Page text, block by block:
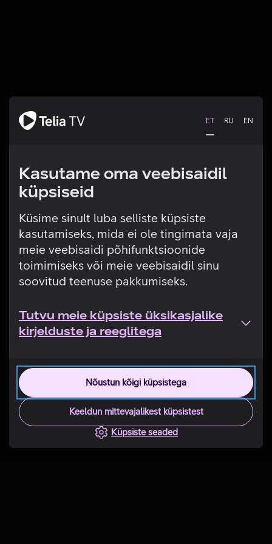
ET RU EN
Kasutame oma veebisaidil
küpsiseid
Küsime sinult luba selliste küpsiste
kasutamiseks, mida ei ole tingimata vaja
meie veebisaidi põhifunktsioonide
toimimiseks või meie veebisaidil sinu
soovitud teenuse pakkumiseks.
Tutvu meie küpsiste üksikasjalike
kirjelduste ja reeglitega
Nõustun kõigi küpsistega
Keeldun mittevajalikest küpsistest
Küpsiste seaded
Tehniline viga